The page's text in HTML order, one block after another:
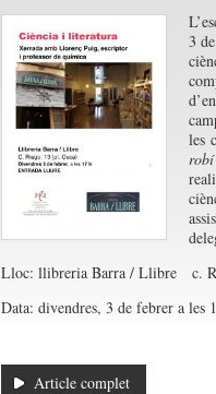
L’es
3
les
Lloc: llibreria Barra / Llibre c.
Data: divendres, 3 de febrer a les
Article complet